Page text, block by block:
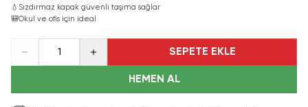
💧 Sızdırmaz kapak güvenli taşıma sağlar
🎒Okul ve ofis için ideal
1 SEPETE EKLE
HEMEN AL